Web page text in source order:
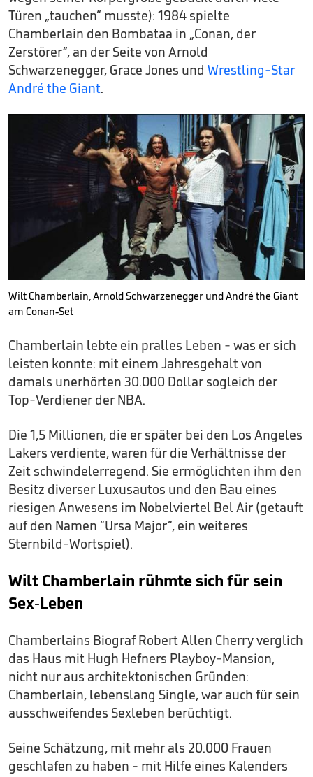
Türen „tauchen“ musste): 1984 spielte
Chamberlain den Bombataa in „Conan, der
Zerstörer“, an der Seite von Arnold
Schwarzenegger, Grace Jones und Wrestling-Star
André the Giant.
Wilt Chamberlain, Arnold Schwarzenegger und André the Giant
am Conan-Set
Chamberlain lebte ein pralles Leben - was er sich
leisten konnte: mit einem Jahresgehalt von
damals unerhörten 30.000 Dollar sogleich der
Top-Verdiener der NBA.
Die 1,5 Millionen, die er später bei den Los Angeles
Lakers verdiente, waren für die Verhältnisse der
Zeit schwindelerregend. Sie ermöglichten ihm den
Besitz diverser Luxusautos und den Bau eines
riesigen Anwesens im Nobelviertel Bel Air (getauft
auf den Namen “Ursa Major“, ein weiteres
Sternbild-Wortspiel).
Wilt Chamberlain rühmte sich für sein
Sex-Leben
Chamberlains Biograf Robert Allen Cherry verglich
das Haus mit Hugh Hefners Playboy-Mansion,
nicht nur aus architektonischen Gründen:
Chamberlain, lebenslang Single, war auch für sein
ausschweifendes Sexleben berüchtigt.
Seine Schätzung, mit mehr als 20.000 Frauen
geschlafen zu haben - mit Hilfe eines Kalenders